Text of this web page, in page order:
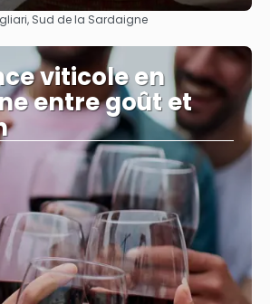
Afficher
Sud de la Sardaigne
viticole en
entre goût et